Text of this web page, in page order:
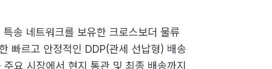
송 네트워크를 보유한 크로스보더 물류
빠르고 안정적인 DDP(관세 선납형) 배송
요 시장에서 현지 통관 및 최종 배송까지